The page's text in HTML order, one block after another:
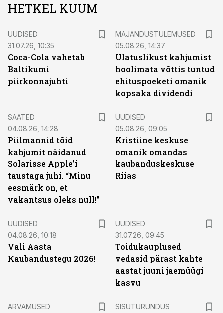
HETKEL KUUM
UUDISED
31.07.26, 10:35
Coca-Cola vahetab
Baltikumi
piirkonnajuhti
MAJANDUSTULEMUSED
05.08.26, 14:37
Ulatuslikust kahjumist
hoolimata võttis tuntud
ehituspoeketi omanik
kopsaka dividendi
SAATED
04.08.26, 14:28
Piilmannid tõid
kahjumit näidanud
Solarisse Apple’i
taustaga juhi. “Minu
eesmärk on, et
vakantsus oleks null!”
UUDISED
05.08.26, 09:05
Kristiine keskuse
omanik omandas
kaubanduskeskuse
Riias
UUDISED
04.08.26, 10:18
Vali Aasta
Kaubandustegu 2026!
UUDISED
31.07.26, 09:45
Toidukauplused
vedasid pärast kahte
aastat juuni jaemüügi
kasvu
ARVAMUSED
SISUTURUNDUS